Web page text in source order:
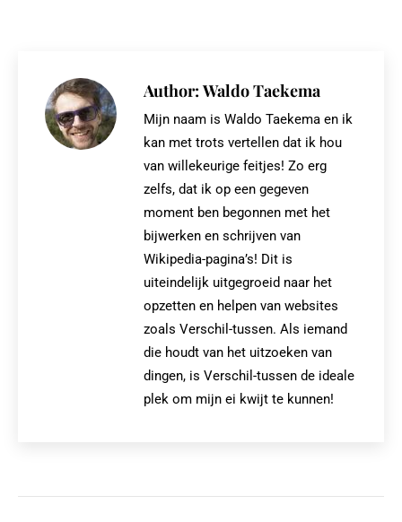
Author: Waldo Taekema
Mijn naam is Waldo Taekema en ik
kan met trots vertellen dat ik hou
van willekeurige feitjes! Zo erg
zelfs, dat ik op een gegeven
moment ben begonnen met het
bijwerken en schrijven van
Wikipedia-pagina’s! Dit is
uiteindelijk uitgegroeid naar het
opzetten en helpen van websites
zoals Verschil-tussen. Als iemand
die houdt van het uitzoeken van
dingen, is Verschil-tussen de ideale
plek om mijn ei kwijt te kunnen!